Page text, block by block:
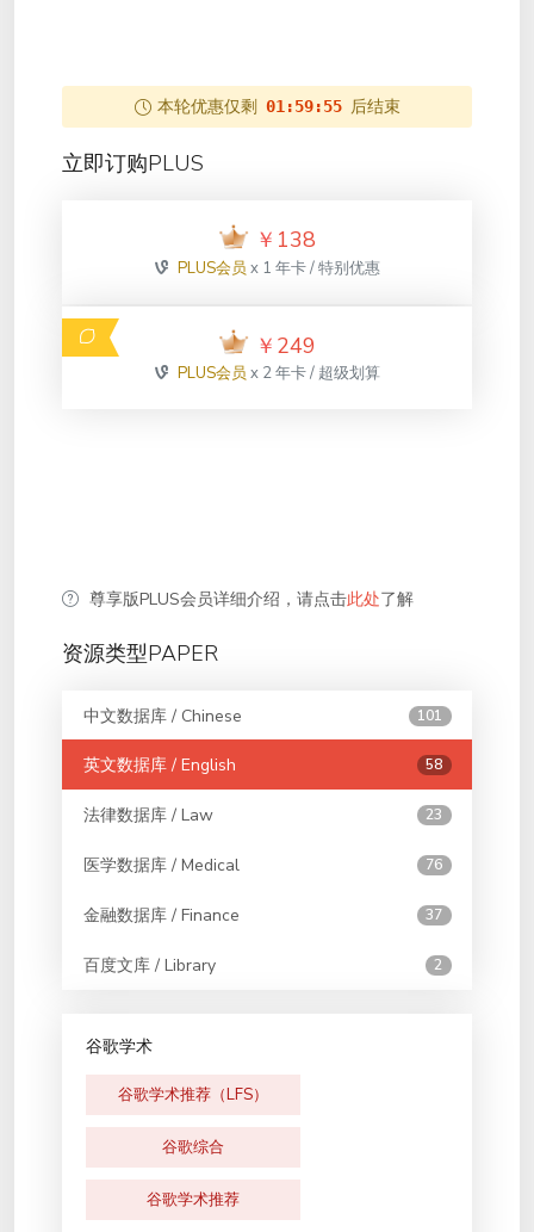
本轮优惠仅剩 01:59:54 后结束
立即订购PLUS
￥ 138
PLUS会员x 1 年卡 / 特别优惠
￥ 249
PLUS会员x 2 年卡 / 超级划算
尊享版PLUS会员详细介绍，请点击此处了解
资源类型PAPER
中文数据库 / Chinese 101
英文数据库 / English 58
法律数据库 / Law 23
医学数据库 / Medical 76
金融数据库 / Finance 37
百度文库 / Library 2
谷歌学术
谷歌学术推荐（LFS）
谷歌综合
谷歌学术推荐